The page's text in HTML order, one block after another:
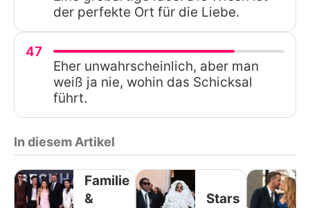
der perfekte Ort für die Liebe.
47
Eher unwahrscheinlich, aber man
weiß ja nie, wohin das Schicksal
führt.
In diesem Artikel
Familie
&
Stars